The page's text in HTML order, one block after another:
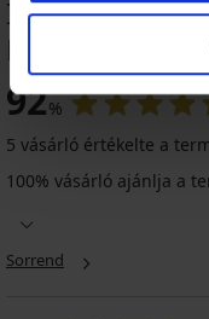
-20%
High
alakformáló
Idealia
ÉRTÉKELÉSE
92%
5 vásárló értékelte a
100% vásárló ajánlja a
Sorrend